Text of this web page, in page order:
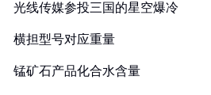
光线传媒参投三国的星空爆冷
横担型号对应重量
锰矿石产品化合水含量